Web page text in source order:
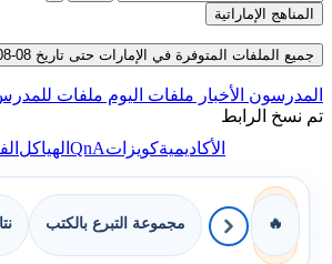
المناهج الإماراتية
جميع الملفات المتوفرة في الإمارات حتى تاريخ 08-08-2026
المدرسون الأخبار ملفات اليوم ملفات
تم نسخ الرابط
الأكاديميةكويزاتQnAالهياكل
🔥 مجموعة التبرع بالكتب